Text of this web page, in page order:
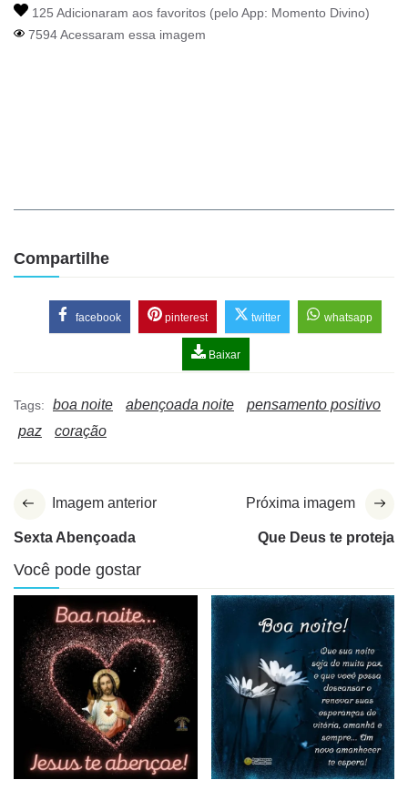
125 Adicionaram aos favoritos (pelo App: Momento Divino)
7594 Acessaram essa imagem
Compartilhe
facebook pinterest twitter whatsapp
Baixar
Tags: boa noite abençoada noite
pensamento positivo
paz
coração
Imagem anterior
Sexta Abençoada
Próxima imagem
Que Deus te proteja
Você pode gostar